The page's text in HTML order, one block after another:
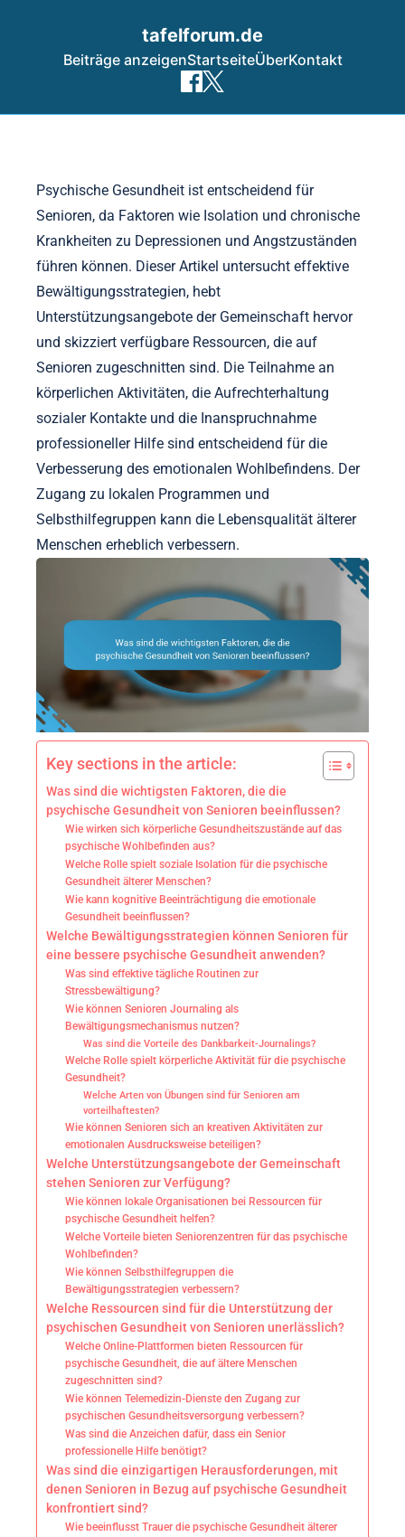
tafelforum.de
Beiträge anzeigenStartseiteÜberKontakt
Psychische Gesundheit ist entscheidend für
Senioren, da Faktoren wie Isolation und chronische
Krankheiten zu Depressionen und Angstzuständen
führen können. Dieser Artikel untersucht effektive
Bewältigungsstrategien, hebt
Unterstützungsangebote der Gemeinschaft hervor
und skizziert verfügbare Ressourcen, die auf
Senioren zugeschnitten sind. Die Teilnahme an
körperlichen Aktivitäten, die Aufrechterhaltung
sozialer Kontakte und die Inanspruchnahme
professioneller Hilfe sind entscheidend für die
Verbesserung des emotionalen Wohlbefindens. Der
Zugang zu lokalen Programmen und
Selbsthilfegruppen kann die Lebensqualität älterer
Menschen erheblich verbessern.
Key sections in the article:
Was sind die wichtigsten Faktoren, die die
psychische Gesundheit von Senioren beeinflussen?
Wie wirken sich körperliche Gesundheitszustände auf das
psychische Wohlbefinden aus?
Welche Rolle spielt soziale Isolation für die psychische
Gesundheit älterer Menschen?
Wie kann kognitive Beeinträchtigung die emotionale
Gesundheit beeinflussen?
Welche Bewältigungsstrategien können Senioren für
eine bessere psychische Gesundheit anwenden?
Was sind effektive tägliche Routinen zur
Stressbewältigung?
Wie können Senioren Journaling als
Bewältigungsmechanismus nutzen?
Was sind die Vorteile des Dankbarkeit-Journalings?
Welche Rolle spielt körperliche Aktivität für die psychische
Gesundheit?
Welche Arten von Übungen sind für Senioren am
vorteilhaftesten?
Wie können Senioren sich an kreativen Aktivitäten zur
emotionalen Ausdrucksweise beteiligen?
Welche Unterstützungsangebote der Gemeinschaft
stehen Senioren zur Verfügung?
Wie können lokale Organisationen bei Ressourcen für
psychische Gesundheit helfen?
Welche Vorteile bieten Seniorenzentren für das psychische
Wohlbefinden?
Wie können Selbsthilfegruppen die
Bewältigungsstrategien verbessern?
Welche Ressourcen sind für die Unterstützung der
psychischen Gesundheit von Senioren unerlässlich?
Welche Online-Plattformen bieten Ressourcen für
psychische Gesundheit, die auf ältere Menschen
zugeschnitten sind?
Wie können Telemedizin-Dienste den Zugang zur
psychischen Gesundheitsversorgung verbessern?
Was sind die Anzeichen dafür, dass ein Senior
professionelle Hilfe benötigt?
Was sind die einzigartigen Herausforderungen, mit
denen Senioren in Bezug auf psychische Gesundheit
konfrontiert sind?
Wie beeinflusst Trauer die psychische Gesundheit älterer